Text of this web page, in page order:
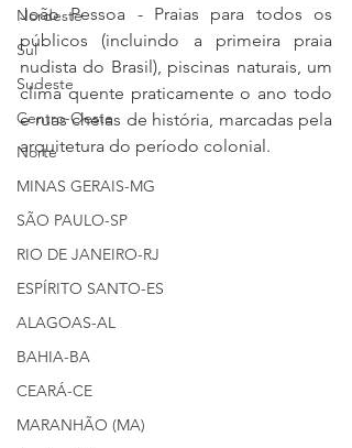
Nordeste
Sul
Sudeste
Centro-Oeste
Norte
MINAS GERAIS-MG
SÃO PAULO-SP
RIO DE JANEIRO-RJ
ESPÍRITO SANTO-ES
ALAGOAS-AL
BAHIA-BA
CEARÁ-CE
MARANHÃO (MA)
João Pessoa - Praias para todos os
públicos (incluindo a primeira praia
nudista do Brasil), piscinas naturais, um
clima quente praticamente o ano todo
e ruas cheias de história, marcadas pela
arquitetura do período colonial.